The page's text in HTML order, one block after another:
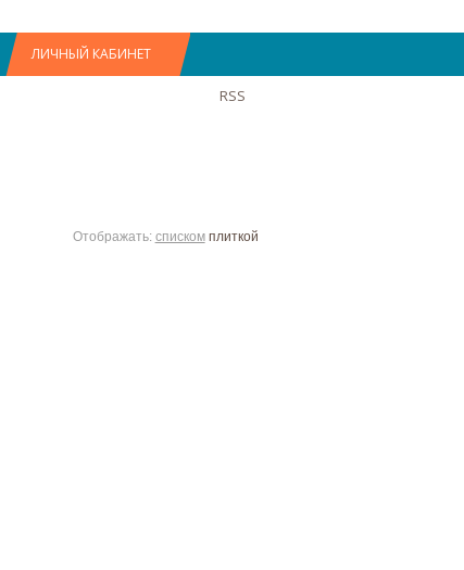
ЛИЧНЫЙ КАБИНЕТ
RSS
Отображать: списком плиткой